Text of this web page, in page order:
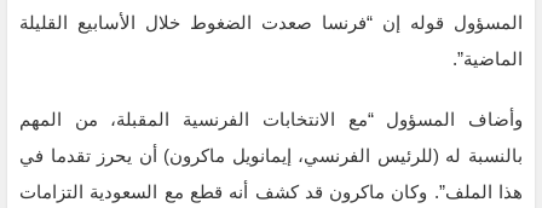
المسؤول قوله إن “فرنسا صعدت الضغوط خلال الأسابيع القليلة
الماضية”.
وأضاف المسؤول “مع الانتخابات الفرنسية المقبلة، من المهم
بالنسبة له (للرئيس الفرنسي، إيمانويل ماكرون) أن يحرز تقدما في
هذا الملف”. وكان ماكرون قد كشف أنه قطع مع السعودية التزامات